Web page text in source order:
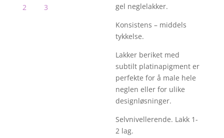
gel neglelakker.
Konsistens – middels
tykkelse.
Lakker beriket med
subtilt platinapigment er
perfekte for å male hele
neglen eller for ulike
designløsninger.
Selvnivellerende. Lakk 1-
2 lag.